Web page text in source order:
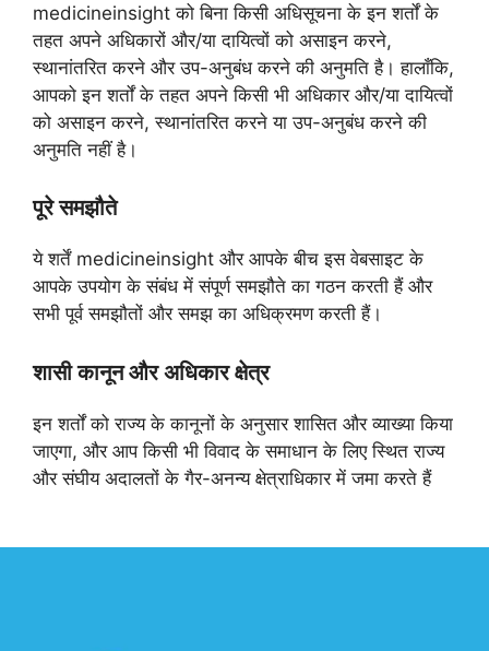
medicineinsight को बिना किसी अधिसूचना के इन शर्तों के
तहत अपने अधिकारों और/या दायित्वों को असाइन करने,
स्थानांतरित करने और उप-अनुबंध करने की अनुमति है। हालाँकि,
आपको इन शर्तों के तहत अपने किसी भी अधिकार और/या दायित्वों
को असाइन करने, स्थानांतरित करने या उप-अनुबंध करने की
अनुमति नहीं है।
पूरे समझौते
ये शर्तें medicineinsight और आपके बीच इस वेबसाइट के
आपके उपयोग के संबंध में संपूर्ण समझौते का गठन करती हैं और
सभी पूर्व समझौतों और समझ का अधिक्रमण करती हैं।
शासी कानून और अधिकार क्षेत्र
इन शर्तों को राज्य के कानूनों के अनुसार शासित और व्याख्या किया
जाएगा, और आप किसी भी विवाद के समाधान के लिए स्थित राज्य
और संघीय अदालतों के गैर-अनन्य क्षेत्राधिकार में जमा करते हैं